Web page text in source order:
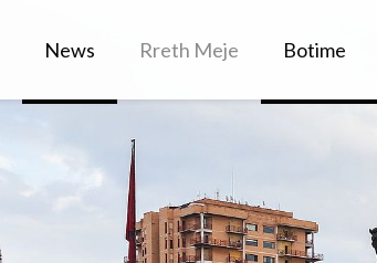
News Rreth Meje Botime